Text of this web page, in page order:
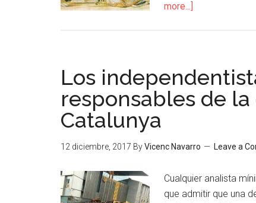
more...]
Los
responsables de
Catalunya
12 diciembre, 2017 ByVicenc Navarro Leave a
Cualquier analista
que admitir que una